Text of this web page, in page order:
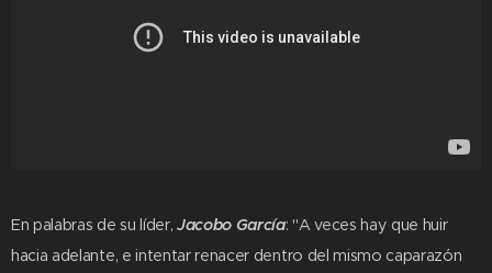
En palabras de su líder, Jacobo García: "A veces hay que huir
hacia adelante, e intentar renacer dentro del mismo caparazón